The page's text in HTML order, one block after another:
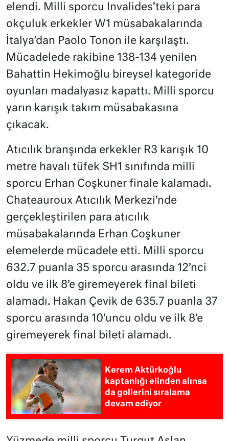
elendi. Milli sporcu Invalides’teki para
okçuluk erkekler W1 müsabakalarında
İtalya’dan Paolo Tonon ile karşılaştı.
Mücadelede rakibine 138-134 yenilen
Bahattin Hekimoğlu bireysel kategoride
oyunları madalyasız kapattı. Milli sporcu
yarın karışık takım müsabakasına
çıkacak.
Atıcılık branşında erkekler R3 karışık 10
metre havalı tüfek SH1 sınıfında milli
sporcu Erhan Coşkuner finale kalamadı.
Chateauroux Atıcılık Merkezi’nde
gerçekleştirilen para atıcılık
müsabakalarında Erhan Coşkuner
elemelerde mücadele etti. Milli sporcu
632.7 puanla 35 sporcu arasında 12’nci
oldu ve ilk 8’e giremeyerek final bileti
alamadı. Hakan Çevik de 635.7 puanla 37
sporcu arasında 10’uncu oldu ve ilk 8’e
giremeyerek final bileti alamadı.
Kerem Aktürkoğlu
kaptanlığı elinden alınsa
da gollerini sıralama
devam ediyor